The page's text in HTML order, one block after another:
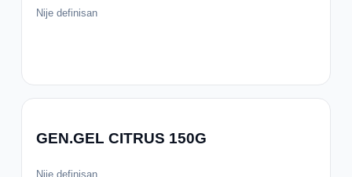
Nije definisan
GEN.GEL CITRUS 150G
Nije definisan